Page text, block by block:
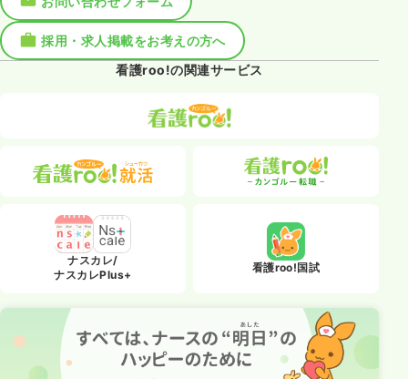
採用・求人掲載をお考えの方へ
看護roo!の関連サービス
ナスカレ/
ナスカレPlus+
看護roo!国試